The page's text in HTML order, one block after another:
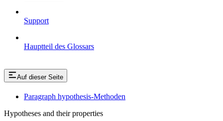
Support
Hauptteil des Glossars
Auf dieser Seite
Paragraph hypothesis-Methoden
Hypotheses and their properties